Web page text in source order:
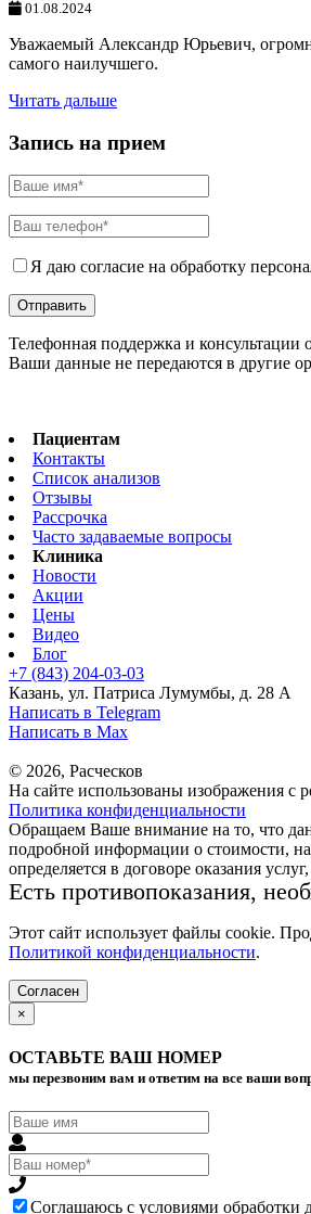
01.08.2024
Уважаемый Александр Юрьевич,
самого наилучшего.
Читать дальше
Запись на прием
Я даю согласие на обработку
Телефонная поддержка и консультации
Ваши данные не передаются в другие
Пациентам
Контакты
Список анализов
Отзывы
Рассрочка
Часто задаваемые вопросы
Клиника
Новости
Акции
Цены
Видео
Блог
+7 (843) 204-03-03
Казань, ул. Патриса Лумумбы, д. 28 А
Написать в Telegram
Написать в Max
© 2026, Расческов
На сайте использованы изображения с
Политика конфиденциальности
Обращаем Ваше внимание на то, что
подробной информации о стоимости,
определяется в договоре оказания
Есть противопоказания,
Этот сайт использует файлы cookie.
Политикой конфиденциальности.
Согласен
×
ОСТАВЬТЕ ВАШ НОМЕР
мы перезвоним вам и ответим на все ваши
Соглашаюсь с условиями обработки